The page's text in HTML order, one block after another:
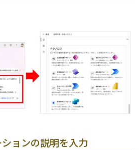
ョンの説明を入力